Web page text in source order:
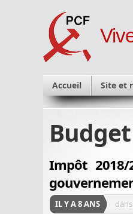
Accueil Site et
Impôt
IL Y A 8 ANS dans